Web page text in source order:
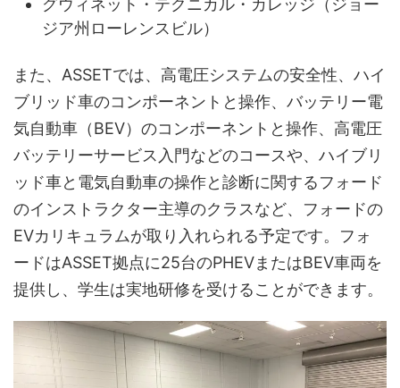
ジア州ローレンスビル）
また、ASSETでは、高電圧システムの安全性、ハイ
ブリッド車のコンポーネントと操作、バッテリー電
気自動車（BEV）のコンポーネントと操作、高電圧
バッテリーサービス入門などのコースや、ハイブリ
ッド車と電気自動車の操作と診断に関するフォード
のインストラクター主導のクラスなど、フォードの
EVカリキュラムが取り入れられる予定です。フォ
ードはASSET拠点に25台のPHEVまたはBEV車両を
提供し、学生は実地研修を受けることができます。